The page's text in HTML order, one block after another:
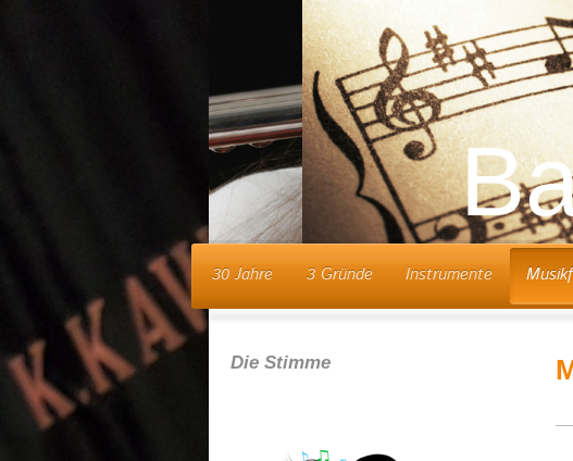
30 Jahre 3 Gründe Instrumente
Die Stimme